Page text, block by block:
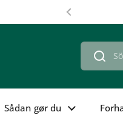
Föregående
Sådan gør du